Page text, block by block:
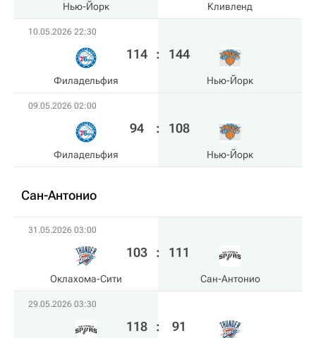
Нью-Йорк Кливленд
10.05.2026 22:30
Филадельфия
114 : 144
Нью-Йорк
09.05.2026 02:00
Филадельфия
94 : 108
Нью-Йорк
Сан-Антонио
31.05.2026 03:00
Оклахома-Сити
103 : 111
Сан-Антонио
29.05.2026 03:30
118 : 91